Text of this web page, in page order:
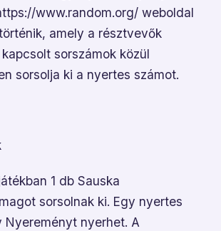
www.random.org/ weboldal
amely a résztvevők
sorszámok közül
sorsolja ki a nyertes számot.
1 db Sauska
sorsolnak ki. Egy nyertes
Nyereményt nyerhet. A